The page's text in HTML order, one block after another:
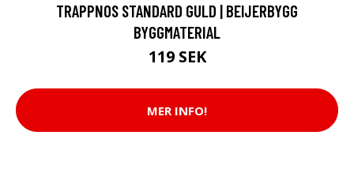
TRAPPNOS STANDARD GULD | BEIJERBYGG
BYGGMATERIAL
119 SEK
MER INFO!